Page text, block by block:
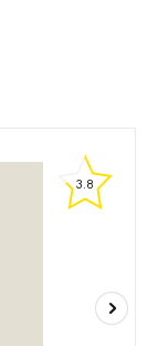
3.8